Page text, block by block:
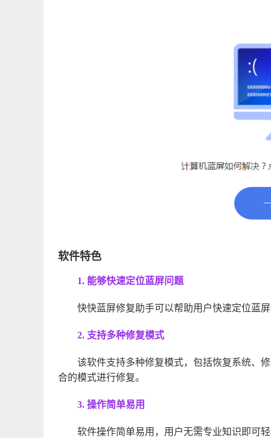
软件特色
1. 能够快速定位蓝屏问题
快快蓝屏修复助手可以帮助用户快速定位蓝
2. 支持多种修复模式
该软件支持多种修复模式，包括恢复系统、
合的模式进行修复。
3. 操作简单易用
软件操作简单易用，用户无需专业知识即可轻